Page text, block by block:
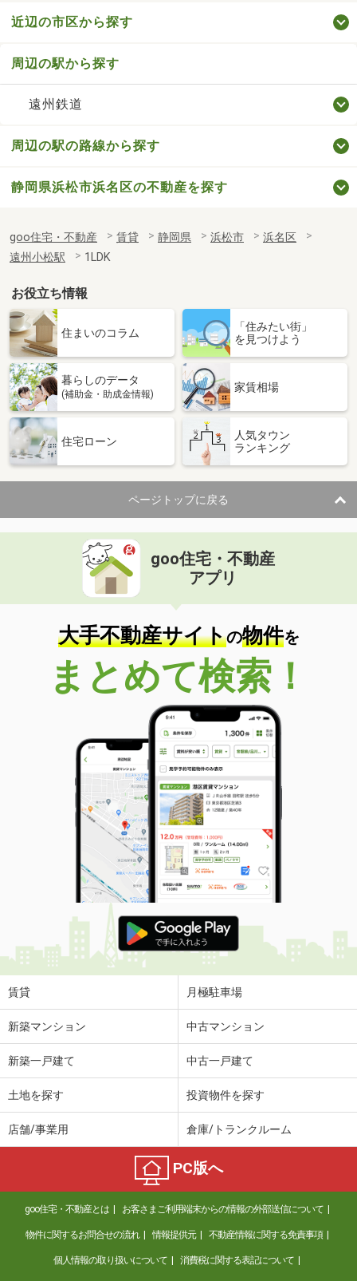
近辺の市区から探す
周辺の駅から探す
遠州鉄道
周辺の駅の路線から探す
静岡県浜松市浜名区の不動産を探す
goo住宅・不動産 賃貸 静岡県 浜松市
浜名区
遠州小松駅
1LDK
お役立ち情報
住まいのコラム
「住みたい街」
を見つけよう
暮らしのデータ
(補助金・助成金情報)
家賃相場
住宅ローン
人気タウン
ランキング
ページトップに戻る
goo住宅・不動産
アプリ
大手不動産サイトの物件を
まとめて検索！
賃貸 月極駐車場
新築マンション 中古マンション
新築一戸建て 中古一戸建て
土地を探す 投資物件を探す
店舗/事業用 倉庫/トランクルーム
PC版へ
goo住宅・不動産とは お客さまご利用端末からの情報の外部送信について
物件に関するお問合せの流れ 情報提供元 不動産情報に関する免責事項
個人情報の取り扱いについて 消費税に関する表記について